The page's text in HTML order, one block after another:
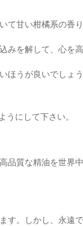
て甘い柑橘系の香り
を解して、心を高
ほうが良いでしょう
にして下さい。
質な精油を世界
。しかし、永遠